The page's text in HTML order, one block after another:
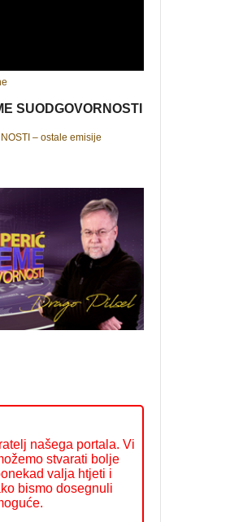
SUODGOVORNOSTI
– ostale emisije
našega portala. Vi
stvarati bolje
valja htjeti i
bismo dosegnuli